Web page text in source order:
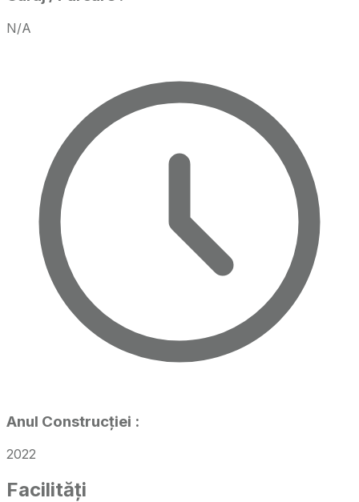
N/A
Anul Construcției :
2022
Facilități